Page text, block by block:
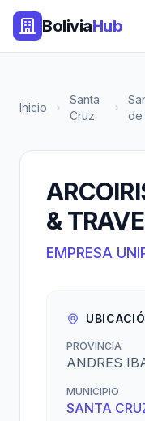
BoliviaHub
Inicio
Santa
Cruz
de
&
EMPRESA
PROVINCIA
ANDRES
MUNICIPIO
SANTA